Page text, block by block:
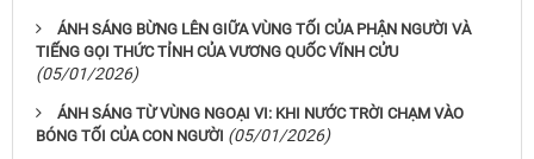
ÁNH SÁNG BỪNG LÊN GIỮA VÙNG TỐI CỦA PHẬN NGƯỜI VÀ
TIẾNG GỌI THỨC TỈNH CỦA VƯƠNG QUỐC VĨNH CỬU
(05/01/2026)
ÁNH SÁNG TỪ VÙNG NGOẠI VI: KHI NƯỚC TRỜI CHẠM VÀO
BÓNG TỐI CỦA CON NGƯỜI (05/01/2026)